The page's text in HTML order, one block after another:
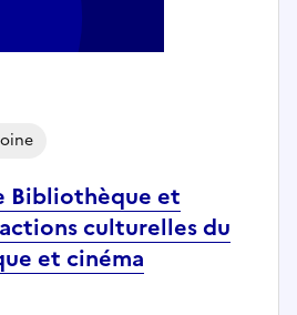
Bibliothèque et
culturelles du
et cinéma